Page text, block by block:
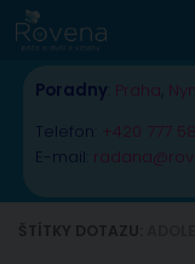
Skip to content
Poradny Praha
Telefon: +420 777
E-mail: